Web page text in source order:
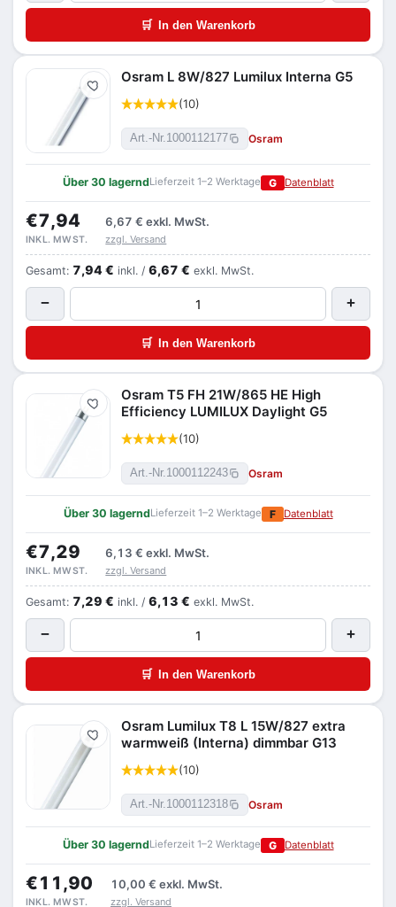
🛒 In den Warenkorb
Merken
Osram L 8W/827 Lumilux Interna G5
(10)
Art.-Nr.1000112177 Osram
Über 30 lagerndLieferzeit 1–2 Werktage G Datenblatt
€7,94 6,67 € exkl. MwSt.
INKL. MWST. zzgl. Versand
Gesamt: 7,94 € inkl. / 6,67 € exkl. MwSt.
− +
🛒 In den Warenkorb
Merken
Osram T5 FH 21W/865 HE High
Efficiency LUMILUX Daylight G5
(10)
Art.-Nr.1000112243 Osram
Über 30 lagerndLieferzeit 1–2 Werktage F Datenblatt
€7,29 6,13 € exkl. MwSt.
INKL. MWST. zzgl. Versand
Gesamt: 7,29 € inkl. / 6,13 € exkl. MwSt.
− +
🛒 In den Warenkorb
Merken
Osram Lumilux T8 L 15W/827 extra
warmweiß (Interna) dimmbar G13
(10)
Art.-Nr.1000112318 Osram
Über 30 lagerndLieferzeit 1–2 Werktage G Datenblatt
€11,90 10,00 € exkl. MwSt.
INKL. MWST. zzgl. Versand